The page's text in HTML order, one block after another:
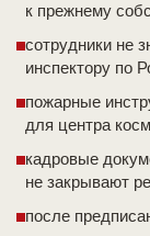
к прежнему
сотрудники не
инспектору по
пожарные
для центра
кадровые
не закрывают
после